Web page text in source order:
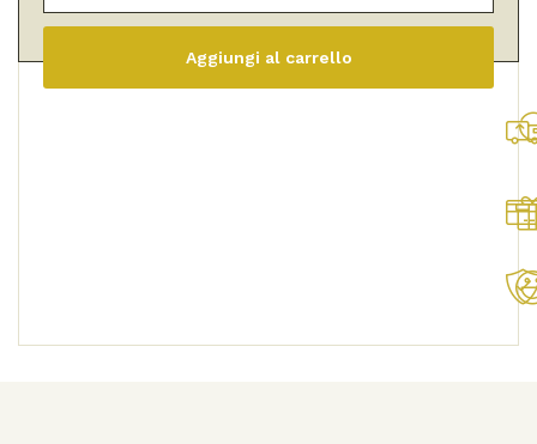
Integrale
Farro
Dicocco
Aggiungi al carrello